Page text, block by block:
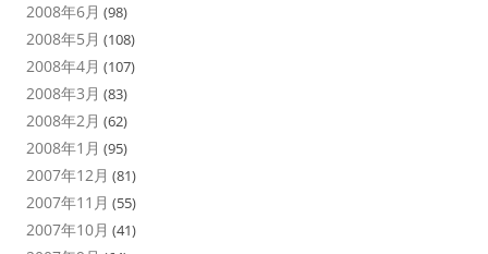
2008年6月 (98)
2008年5月 (108)
2008年4月 (107)
2008年3月 (83)
2008年2月 (62)
2008年1月 (95)
2007年12月 (81)
2007年11月 (55)
2007年10月 (41)